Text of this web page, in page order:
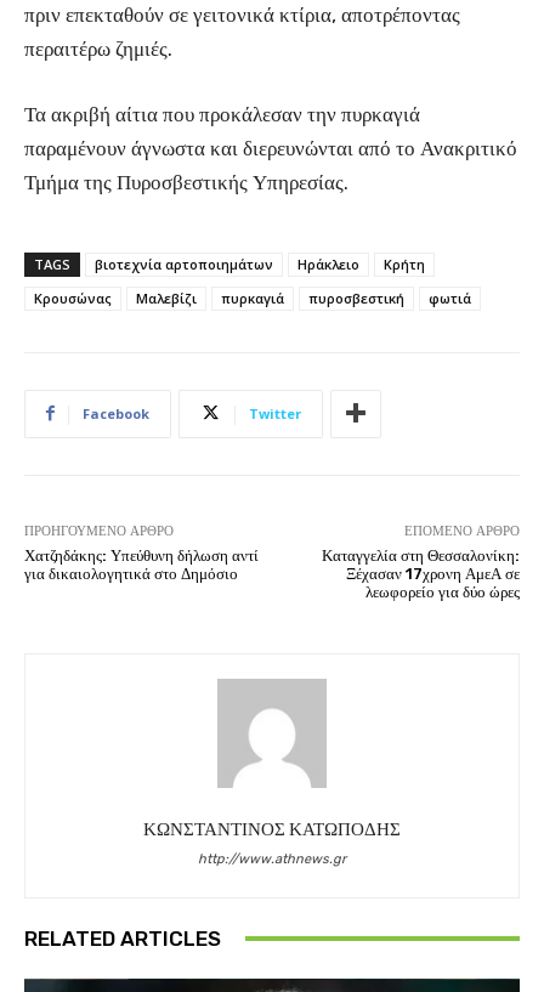
πριν επεκταθούν σε γειτονικά κτίρια, αποτρέποντας
περαιτέρω ζημιές.
Τα ακριβή αίτια που προκάλεσαν την πυρκαγιά
παραμένουν άγνωστα και διερευνώνται από το Ανακριτικό
Τμήμα της Πυροσβεστικής Υπηρεσίας.
TAGS βιοτεχνία αρτοποιημάτων Ηράκλειο
Κρήτη
Κρουσώνας
Μαλεβίζι πυρκαγιά πυροσβεστική φωτιά
Facebook Twitter
ΠΡΟΗΓΟΎΜΕΝΟ ΆΡΘΡΟ
Χατζηδάκης: Υπεύθυνη δήλωση αντί
για δικαιολογητικά στο Δημόσιο
ΕΠΌΜΕΝΟ ΆΡΘΡΟ
Καταγγελία στη Θεσσαλονίκη:
Ξέχασαν 17χρονη ΑμεΑ σε
λεωφορείο για δύο ώρες
ΚΩΝΣΤΑΝΤΙΝΟΣ ΚΑΤΩΠΟΔΗΣ
http://www.athnews.gr
RELATED ARTICLES